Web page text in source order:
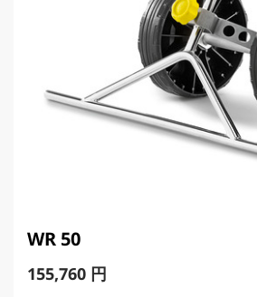
WR 50
C
155,760 円